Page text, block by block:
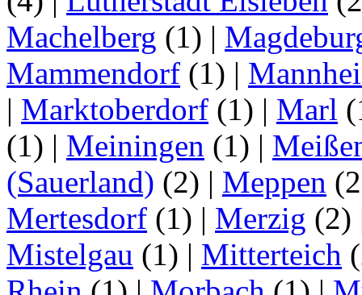
Machelberg (1) |
Mammendorf (1) |
| Marktoberdorf (1) | Marl
(1) | Meiningen (1) |
(Sauerland) (2) | Meppen
Mertesdorf (1) | Merzig (2)
Mistelgau (1) | Mitterteich